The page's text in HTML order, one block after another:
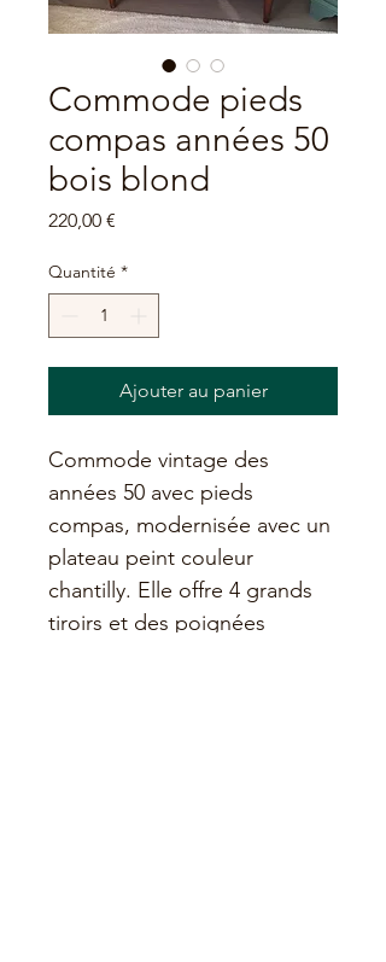
Commode pieds
compas années 50
bois blond
220,00 €
Quantité *
Ajouter au panier
Commode vintage des
années 50 avec pieds
compas, modernisée avec un
plateau peint couleur
chantilly. Elle offre 4 grands
tiroirs et des poignées